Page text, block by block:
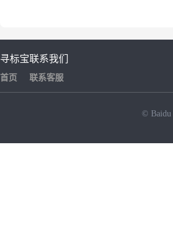
寻标宝
首页
联系我们
联系客服
© Baidu